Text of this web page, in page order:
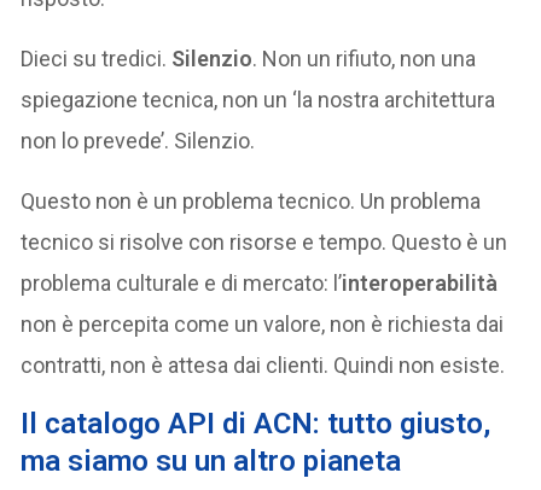
Dieci su tredici. Silenzio. Non un rifiuto, non una
spiegazione tecnica, non un ‘la nostra architettura
non lo prevede’. Silenzio.
Questo non è un problema tecnico. Un problema
tecnico si risolve con risorse e tempo. Questo è un
problema culturale e di mercato: l’interoperabilità
non è percepita come un valore, non è richiesta dai
contratti, non è attesa dai clienti. Quindi non esiste.
Il catalogo API di ACN: tutto giusto,
ma siamo su un altro pianeta